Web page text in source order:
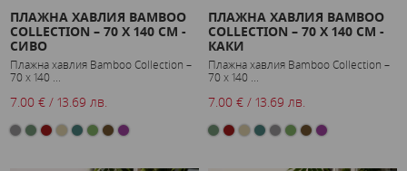
ПЛАЖНА ХАВЛИЯ BAMBOO
COLLECTION – 70 X 140 СМ -
СИВО
Плажна хавлия Bamboo Collection –
70 x 140 ...
7.00 € / 13.69 лв.
ПЛАЖНА ХАВЛИЯ BAMBOO
COLLECTION – 70 X 140 СМ -
КАКИ
Плажна хавлия Bamboo Collection –
70 x 140 ...
7.00 € / 13.69 лв.